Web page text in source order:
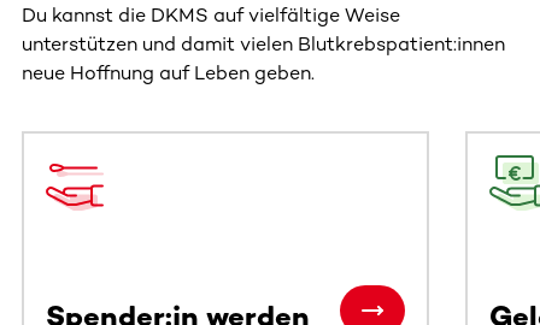
Du kannst die DKMS auf vielfältige Weise
unterstützen und damit vielen Blutkrebspatient:innen
neue Hoffnung auf Leben geben.
Spender:in werden